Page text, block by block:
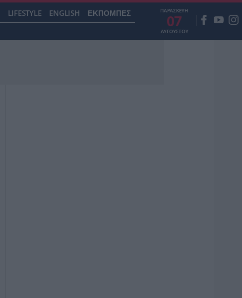
LIFESTYLE ENGLISH ΕΚΠΟΜΠΕΣ ΠΑΡΑΣΚΕΥΗ
07
ΑΥΓΟΥΣΤΟΥ